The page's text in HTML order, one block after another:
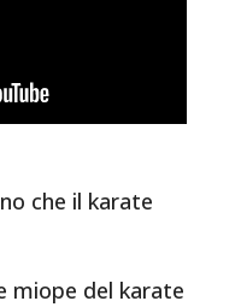
che il karate
miope del karate